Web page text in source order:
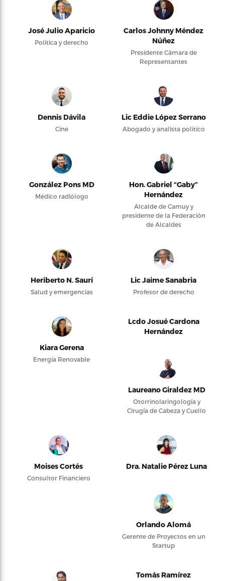
José Julio Aparicio
Política y derecho
Carlos Johnny Méndez
Núñez
Presidente Cámara de
Representantes
Dennis Dávila
Cine
Lic Eddie López Serrano
Abogado y analista político
González Pons MD
Médico radiólogo
Hon. Gabriel “Gaby”
Hernández
Alcalde de Camuy y
presidente de la Federación
de Alcaldes
Heriberto N. Saurí
Salud y emergencias
Lic Jaime Sanabria
Profesor de derecho
Kiara Gerena
Energía Renovable
Lcdo Josué Cardona
Hernández
Laureano Giraldez MD
Otorrinolaringología y
Cirugía de Cabeza y Cuello
Moises Cortés
Consultor Financiero
Dra. Natalie Pérez Luna
Orlando Alomá
Gerente de Proyectos en un
Startup
Tomás Ramírez